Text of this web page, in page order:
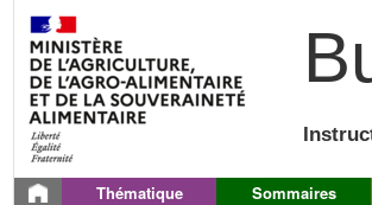
Thématique Sommaires